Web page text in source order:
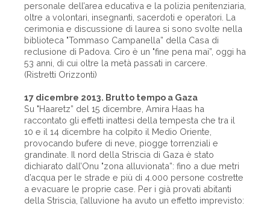
personale dell’area educativa e la polizia penitenziaria,
oltre a volontari, insegnanti, sacerdoti e operatori. La
cerimonia e discussione di laurea si sono svolte nella
biblioteca "Tommaso Campanella” della Casa di
reclusione di Padova. Ciro è un "fine pena mai”, oggi ha
53 anni, di cui oltre la metà passati in carcere.
(Ristretti Orizzonti)
17 dicembre 2013. Brutto tempo a Gaza
Su "Haaretz” del 15 dicembre, Amira Haas ha
raccontato gli effetti inattesi della tempesta che tra il
10 e il 14 dicembre ha colpito il Medio Oriente,
provocando bufere di neve, piogge torrenziali e
grandinate. Il nord della Striscia di Gaza è stato
dichiarato dall’Onu "zona alluvionata”: fino a due metri
d’acqua per le strade e più di 4.000 persone costrette
a evacuare le proprie case. Per i già provati abitanti
della Striscia, l’alluvione ha avuto un effetto imprevisto: